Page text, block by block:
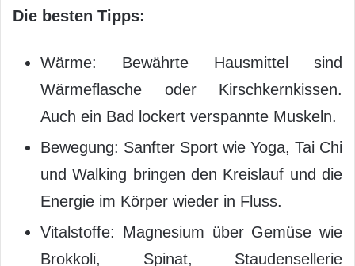
Die besten Tipps:
Wärme: Bewährte Hausmittel sind
Wärmeflasche oder Kirschkernkissen.
Auch ein Bad lockert verspannte Muskeln.
Bewegung: Sanfter Sport wie Yoga, Tai Chi
und Walking bringen den Kreislauf und die
Energie im Körper wieder in Fluss.
Vitalstoffe: Magnesium über Gemüse wie
Brokkoli, Spinat, Staudensellerie